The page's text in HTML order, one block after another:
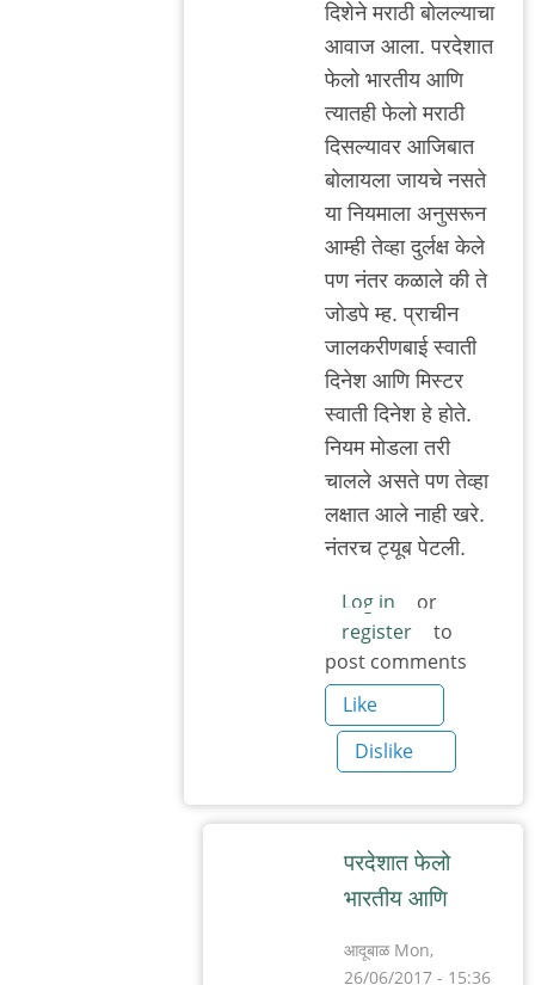
दिशेने म‌राठी बोल‌ल्याचा
आवाज आला. प‌र‌देशात
फेलो भार‌तीय आणि
त्यात‌ही फेलो म‌राठी
दिस‌ल्याव‌र आजिबात
बोलाय‌ला जाय‌चे न‌स‌ते
या निय‌माला अनुस‌रून
आम्ही तेव्हा दुर्ल‌क्ष केले
प‌ण नंत‌र क‌ळाले की ते
जोड‌पे म्ह‌. प्राचीन
जाल‌क‌रीण‌बाई स्वाती
दिनेश आणि मिस्ट‌र
स्वाती दिनेश हे होते.
निय‌म मोड‌ला त‌री
चाल‌ले अस‌ते प‌ण तेव्हा
ल‌क्षात आले नाही ख‌रे.
नंत‌र‌च ट्यूब पेट‌ली.
Log in
or
register
to
post comments
Like
Dislike
प‌र‌देशात फेलो
भार‌तीय आणि
आदूबाळMon,
26/06/2017 - 15:36